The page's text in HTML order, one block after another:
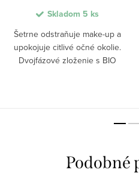
Skladom 5 ks
Šetrne odstraňuje make-up a
upokojuje citlivé očné okolie.
Dvojfázové zloženie s BIO